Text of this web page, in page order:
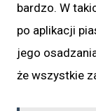
bardzo. W
po aplikacji
jego
że wszystkie